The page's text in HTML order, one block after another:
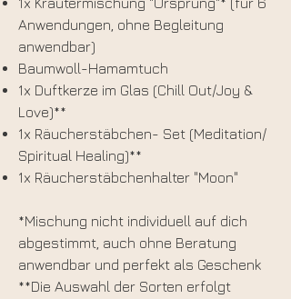
Anwendungen, ohne Begleitung
anwendbar)
Baumwoll-Hamamtuch
1x Duftkerze im Glas (Chill Out/Joy &
Love)**
1x Räucherstäbchen- Set (Meditation/
Spiritual Healing)**
1x Räucherstäbchenhalter "Moon"
*Mischung nicht individuell auf dich
abgestimmt, auch ohne Beratung
anwendbar und perfekt als Geschenk
**Die Auswahl der Sorten erfolgt